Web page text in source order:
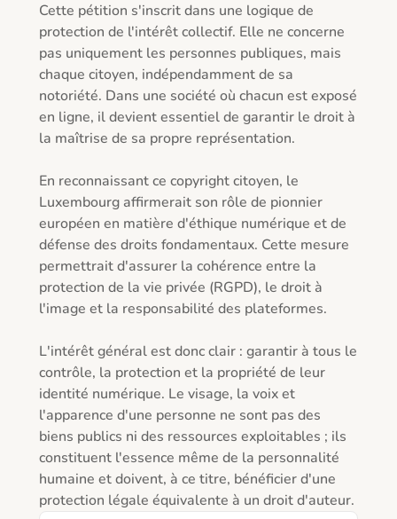
Cette pétition s'inscrit dans une logique de
protection de l'intérêt collectif. Elle ne concerne
pas uniquement les personnes publiques, mais
chaque citoyen, indépendamment de sa
notoriété. Dans une société où chacun est exposé
en ligne, il devient essentiel de garantir le droit à
la maîtrise de sa propre représentation.
En reconnaissant ce copyright citoyen, le
Luxembourg affirmerait son rôle de pionnier
européen en matière d'éthique numérique et de
défense des droits fondamentaux. Cette mesure
permettrait d'assurer la cohérence entre la
protection de la vie privée (RGPD), le droit à
l'image et la responsabilité des plateformes.
L'intérêt général est donc clair : garantir à tous le
contrôle, la protection et la propriété de leur
identité numérique. Le visage, la voix et
l'apparence d'une personne ne sont pas des
biens publics ni des ressources exploitables ; ils
constituent l'essence même de la personnalité
humaine et doivent, à ce titre, bénéficier d'une
protection légale équivalente à un droit d'auteur.